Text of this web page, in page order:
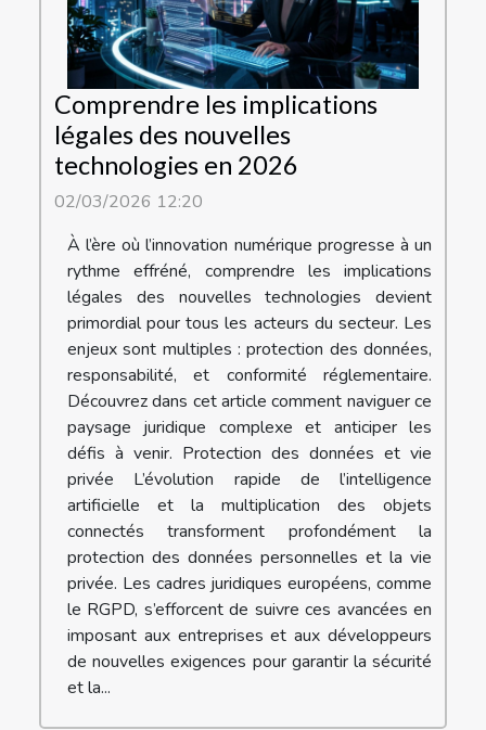
Comprendre les implications
légales des nouvelles
technologies en 2026
02/03/2026 12:20
À l’ère où l’innovation numérique progresse à un
rythme effréné, comprendre les implications
légales des nouvelles technologies devient
primordial pour tous les acteurs du secteur. Les
enjeux sont multiples : protection des données,
responsabilité, et conformité réglementaire.
Découvrez dans cet article comment naviguer ce
paysage juridique complexe et anticiper les
défis à venir. Protection des données et vie
privée L’évolution rapide de l’intelligence
artificielle et la multiplication des objets
connectés transforment profondément la
protection des données personnelles et la vie
privée. Les cadres juridiques européens, comme
le RGPD, s’efforcent de suivre ces avancées en
imposant aux entreprises et aux développeurs
de nouvelles exigences pour garantir la sécurité
et la...